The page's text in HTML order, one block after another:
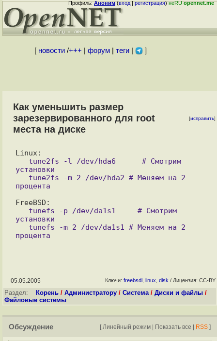
Профиль:Аноним(вход|регистрация)неRUopennet.me
[ новости/+++ форум| теги| ]
Как уменьшить размер
зарезервированного для root
места на диске
[исправить]
установки
установки
05.05.2005 Ключи: freebsdl linux disk / Лицензия: CC-BY
Раздел: Корень / Администратору / Система/ Диски и файлы /
Файловые системы
Обсуждение [ Линейный режим | Показать все | RSS ]